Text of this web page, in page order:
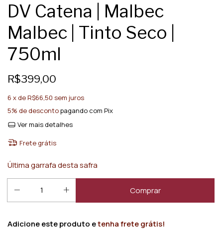
DV Catena | Malbec
Malbec | Tinto Seco |
750ml
R$399,00
6 x deR$66,50 sem juros
5% de descontopagando com Pix
Ver mais detalhes
Frete grátis
Última garrafa desta safra
Adicione este produto etenha frete grátis!